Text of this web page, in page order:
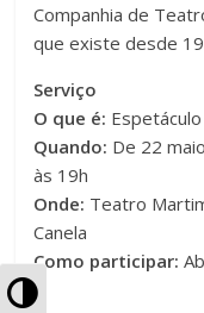
A
Companhia de
que existe desde
Serviço
O que é:
Quando: De 22
às 19h
Onde: Teatro
Canela
Como participar: